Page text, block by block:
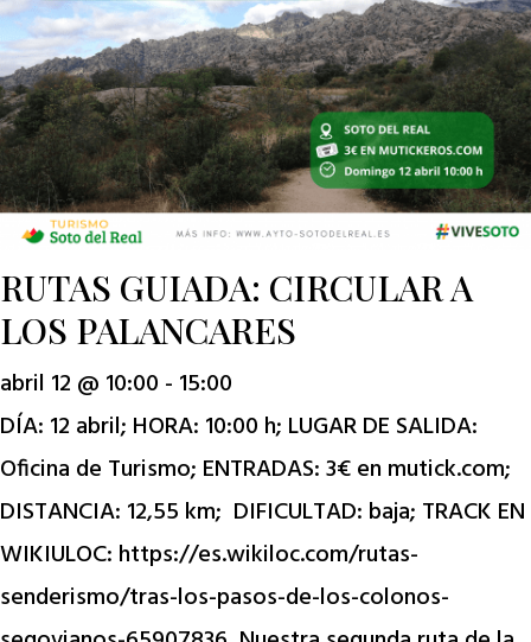
RUTAS GUIADA: CIRCULAR A
LOS PALANCARES
abril 12 @ 10:00 - 15:00
DÍA: 12 abril; HORA: 10:00 h; LUGAR DE SALIDA:
Oficina de Turismo; ENTRADAS: 3€ en mutick.com;
DISTANCIA: 12,55 km; DIFICULTAD: baja; TRACK EN
WIKIULOC: https://es.wikiloc.com/rutas-
senderismo/tras-los-pasos-de-los-colonos-